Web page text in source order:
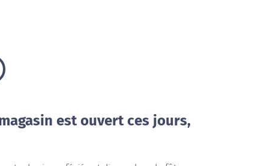
est ouvert ces jours,